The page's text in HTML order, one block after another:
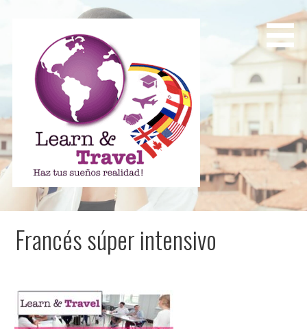
Learn and Travel
Agencia de Internacionalización Académica
Francés súper intensivo